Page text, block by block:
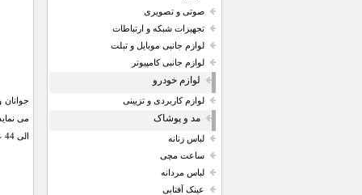
صوتی و تصویری
تجهیزات شبکه و ارتباطات
لوازم جانبی موبایل و تبلت
لوازم جانبی کامپیوتر
لوازم خودرو
لوازم کاربردی و تزیینی
مد و پوشاک
لباس زنانه
ساعت مچی
لباس مردانه
عینک آفتابی
الی 44 عرضه شده است که هنگام تکمیل فرم سفارش می توانید سایز مورد نظر را انتخاب کنید.